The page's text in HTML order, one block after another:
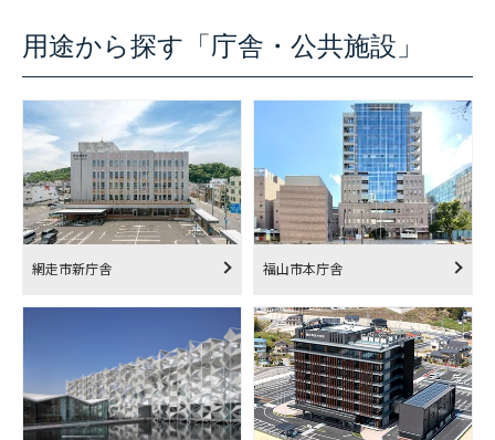
用途から探す「庁舎・公共施設」
網走市新庁舎 福山市本庁舎